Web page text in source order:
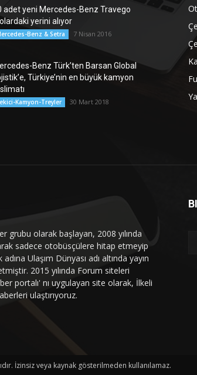
adet yeni Mercedes-Benz Travego
yerini alıyor
Benz & Setra 7 Nisan 2016
Benz Türk’ten Barsan Global
Türkiye’nin en büyük kamyon
Kamyon-Treyler 30 Mart 2018
grubu olarak başlayan, 2008 yılında
sadece otobüsçülere hitap etmeyip
Ulaşım Dünyası adı altında yayın
2015 yılında Forum siteleri
portalı' nı uygulayan site olarak, İlkeli
ulaştırıyoruz.
İzinsiz veya kaynak gösterilmeden kullanılamaz.